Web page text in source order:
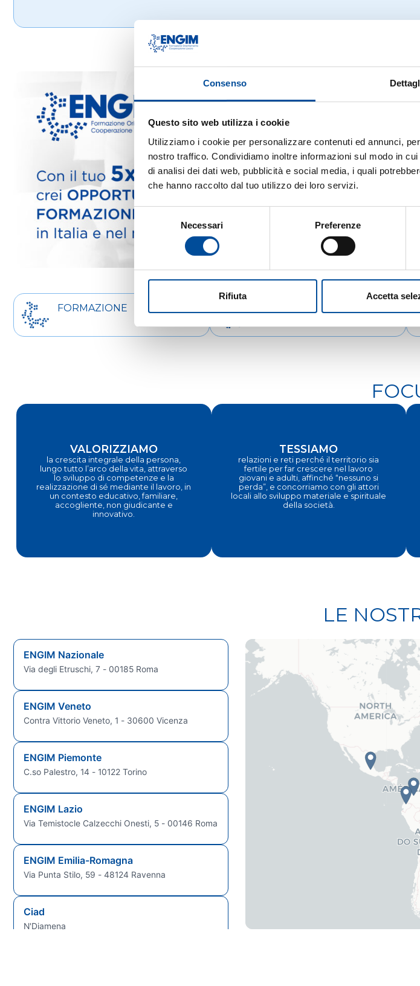
Consenso
Questo sito web utilizza i cookie
Utilizziamo i cookie per personalizzare contenuti ed annunci,
nostro traffico. Condividiamo inoltre informazioni sul modo in
di analisi dei dati web, pubblicità e social media, i quali
che hanno raccolto dal tuo utilizzo dei loro servizi.
Necessari Preferenze
Rifiuta Accetta
FORMAZIONE
VALORIZZIAMO
la crescita integrale della persona,
lungo tutto l’arco della vita, attraverso
lo sviluppo di competenze e la
realizzazione di sé mediante il lavoro, in
un contesto educativo, familiare,
accogliente, non giudicante e
innovativo.
TESSIAMO
relazioni e reti perché il territorio sia
fertile per far crescere nel lavoro
giovani e adulti, affinché “nessuno si
perda”, e concorriamo con gli attori
locali allo sviluppo materiale e spirituale
della società.
LE
ENGIM Nazionale
Via degli Etruschi, 7 - 00185 Roma
ENGIM Veneto
Contra Vittorio Veneto, 1 - 30600 Vicenza
ENGIM Piemonte
C.so Palestro, 14 - 10122 Torino
ENGIM Lazio
Via Temistocle Calzecchi Onesti, 5 - 00146 Roma
ENGIM Emilia-Romagna
Via Punta Stilo, 59 - 48124 Ravenna
Ciad
N'Djamena